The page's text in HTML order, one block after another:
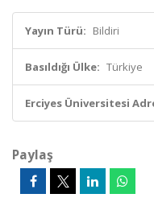
Yayın Türü: Bildiri
Basıldığı Ülke: Türkiye
Erciyes Üniversitesi
Paylaş